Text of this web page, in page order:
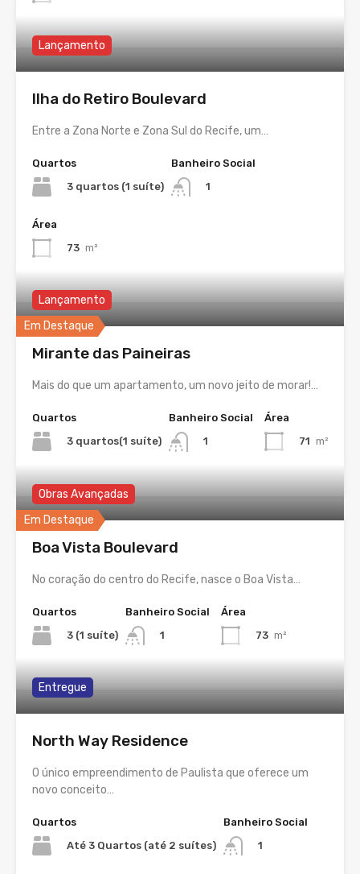
Lançamento
Ilha do Retiro Boulevard
Entre a Zona Norte e Zona Sul do Recife, um…
Quartos
3 quartos (1 suíte)
Banheiro Social
1
Área
73 m²
Em Destaque
Lançamento
Mirante das Paineiras
Mais do que um apartamento, um novo jeito de morar!…
Quartos
3 quartos(1 suíte)
Banheiro Social
1
Área
71 m²
Em Destaque
Obras Avançadas
Boa Vista Boulevard
No coração do centro do Recife, nasce o Boa Vista…
Quartos
3 (1 suíte)
Banheiro Social
1
Área
73 m²
Entregue
North Way Residence
O único empreendimento de Paulista que oferece um
novo conceito…
Quartos
Até 3 Quartos (até 2 suítes)
Banheiro Social
1